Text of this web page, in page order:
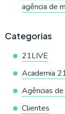
agência de
Categorias
21LIVE
Academia
Agências
Clientes